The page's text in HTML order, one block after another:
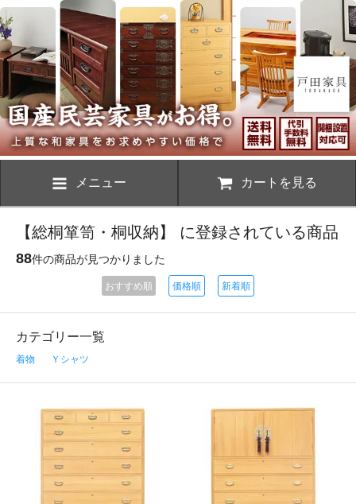
メニュー カートを見る
【総桐箪笥・桐収納】 に登録されている商品
88件の商品が見つかりました
おすすめ順 価格順 新着順
カテゴリー一覧
着物 Ｙシャツ